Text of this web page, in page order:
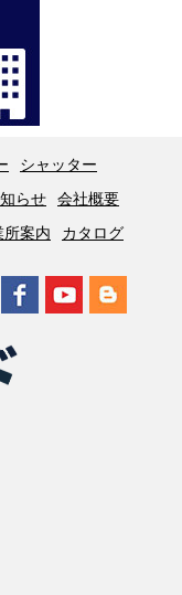
シャッター
らせ
会社概要
所案内 カタログ